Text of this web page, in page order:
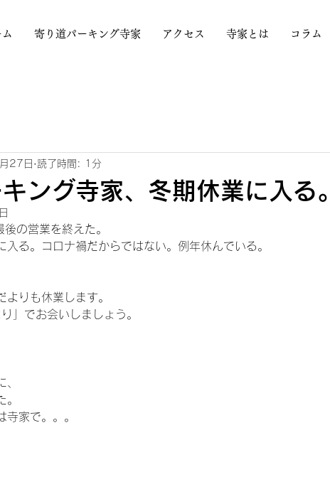
寄り道パーキング寺家 アクセス 寺家とは コラム
ング寺家、冬期休業に入る。
27日 読了時間: 1分
の営業を終えた。
入る。コロナ禍だからではない。例年休んでいる。
りも休業します。
」でお会いしましょう。
、
。
寺家で。。。